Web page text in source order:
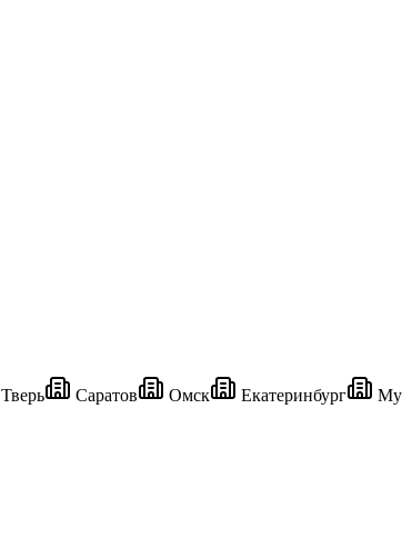
Тверь Саратов Омск Екатеринбург